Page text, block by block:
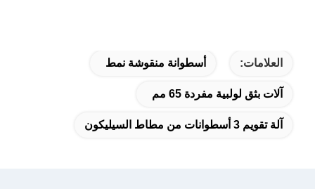
العلامات: أسطوانة منقوشة نمط
آلات بثق لولبية مفردة 65 مم
آلة تقويم 3 أسطوانات من مطاط السيليكون